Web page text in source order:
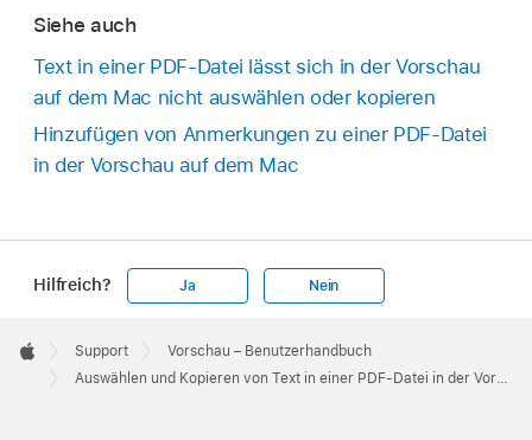
Siehe auch
Text in einer PDF-Datei lässt sich in der Vorschau
auf dem Mac nicht auswählen oder kopieren
Hinzufügen von Anmerkungen zu einer PDF-Datei
in der Vorschau auf dem Mac
Hilfreich? Ja Nein
Footer

Apple
Support
Vorschau – Benutzerhandbuch
Auswählen und Kopieren von Text in einer PDF-Datei in der Vorschau auf dem Mac